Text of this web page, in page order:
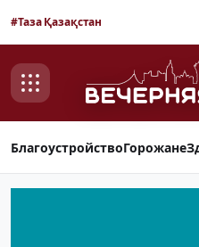
#Таза Қазақстан
БлагоустройствоГорожане